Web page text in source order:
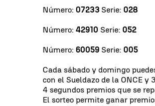
Número:07233 Serie:028
Número:42910 Serie:052
Número:60059 Serie:005
Cada sábado y domingo
con el Sueldazo de la ONCE
4 segundos premios que se
El sorteo permite ganar